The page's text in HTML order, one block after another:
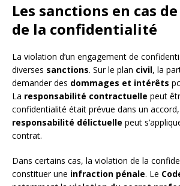
Les sanctions en cas
de la confidentialité
La violation d’un engagement de
diverses sanctions. Sur le plan civil, la
demander des dommages et intérêts
La responsabilité contractuelle peut
confidentialité était prévue dans un
responsabilité délictuelle peut
contrat.
Dans certains cas, la violation de la
constituer une infraction pénale. Le